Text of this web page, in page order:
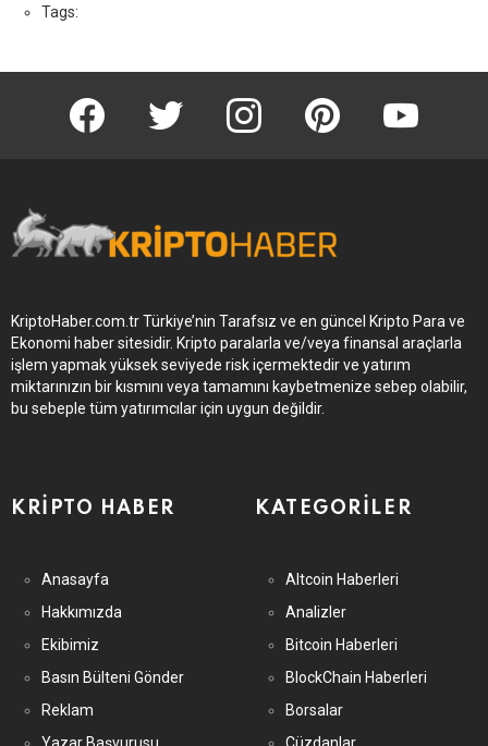
Tags:
KriptoHaber Facebook
KriptoHaber TwitterKriptoHaber Instagram
pinterest
KriptoHaber.com.tr Türkiye’nin Tarafsız ve en güncel Kripto Para ve
Ekonomi haber sitesidir. Kripto paralarla ve/veya finansal araçlarla
işlem yapmak yüksek seviyede risk içermektedir ve yatırım
miktarınızın bir kısmını veya tamamını kaybetmenize sebep olabilir,
bu sebeple tüm yatırımcılar için uygun değildir.
KRIPTO HABER
Anasayfa
Hakkımızda
Ekibimiz
Basın Bülteni Gönder
Reklam
Yazar Başvurusu
KATEGORILER
Altcoin Haberleri
Analizler
Bitcoin Haberleri
BlockChain Haberleri
Borsalar
Cüzdanlar